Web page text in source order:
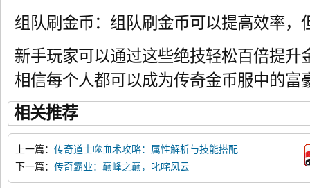
组队刷金币：组队刷金币可以提高效率，
新手玩家可以通过这些绝技轻松百倍提升
相信每个人都可以成为传奇金币服中的富
相关推荐
上一篇： 传奇道士噬血术攻略：属性解析与技能搭配
下一篇： 传奇霸业：巅峰之巅，叱咤风云